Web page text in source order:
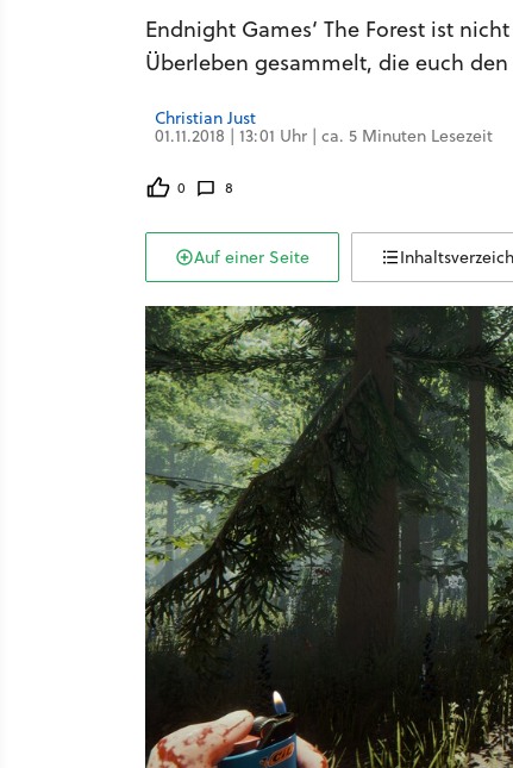
Endnight Games‘ The Forest ist
Überleben gesammelt, die euch
Christian Just
01.11.2018 | 13:01 Uhr | ca. 5 Minuten Lesezeit
0 8
Auf einer Seite